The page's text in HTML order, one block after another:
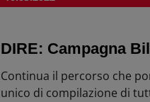
DIRE: Campagna
Continua il percorso che
unico di compilazione di